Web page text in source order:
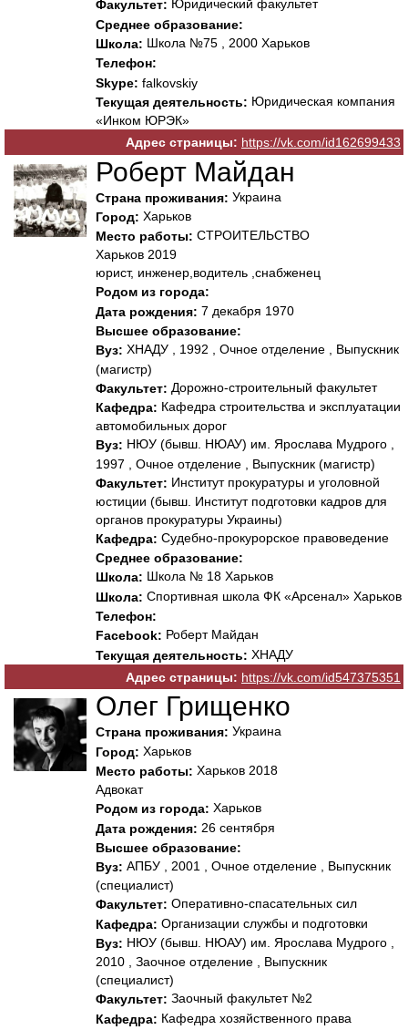
Факультет: Юридический факультет
Среднее образование:
Школа: Школа №75 , 2000 Харьков
Телефон:
Skype: falkovskiy
Текущая деятельность: Юридическая компания
«Инком ЮРЭК»
Адрес страницы: https://vk.com/id162699433
Роберт Майдан
Страна проживания: Украина
Город: Харьков
Место работы: СТРОИТЕЛЬСТВО
Харьков 2019
юрист, инженер,водитель ,снабженец
Родом из города:
Дата рождения: 7 декабря 1970
Высшее образование:
Вуз: ХНАДУ , 1992 , Очное отделение , Выпускник
(магистр)
Факультет: Дорожно-строительный факультет
Кафедра: Кафедра строительства и эксплуатации
автомобильных дорог
Вуз: НЮУ (бывш. НЮАУ) им. Ярослава Мудрого ,
1997 , Очное отделение , Выпускник (магистр)
Факультет: Институт прокуратуры и уголовной
юстиции (бывш. Институт подготовки кадров для
органов прокуратуры Украины)
Кафедра: Судебно-прокурорское правоведение
Среднее образование:
Школа: Школа № 18 Харьков
Школа: Спортивная школа ФК «Арсенал» Харьков
Телефон:
Facebook: Роберт Майдан
Текущая деятельность: ХНАДУ
Адрес страницы: https://vk.com/id547375351
Олег Грищенко
Страна проживания: Украина
Город: Харьков
Место работы: Харьков 2018
Адвокат
Родом из города: Харьков
Дата рождения: 26 сентября
Высшее образование:
Вуз: АПБУ , 2001 , Очное отделение , Выпускник
(специалист)
Факультет: Оперативно-спасательных сил
Кафедра: Организации службы и подготовки
Вуз: НЮУ (бывш. НЮАУ) им. Ярослава Мудрого ,
2010 , Заочное отделение , Выпускник
(специалист)
Факультет: Заочный факультет №2
Кафедра: Кафедра хозяйственного права